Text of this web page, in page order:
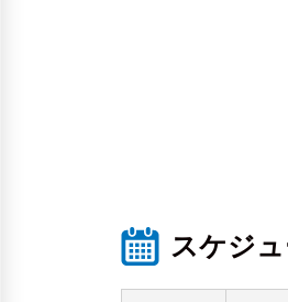
スケジ